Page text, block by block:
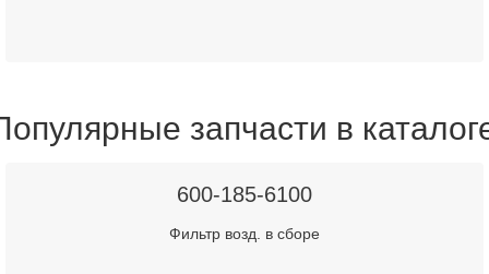
запчасти в
600-185-6100
Фильтр возд. в сборе